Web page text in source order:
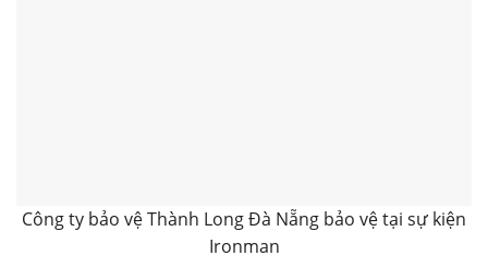
Công ty bảo vệ Thành Long Đà Nẵng bảo vệ tại sự kiện
Ironman